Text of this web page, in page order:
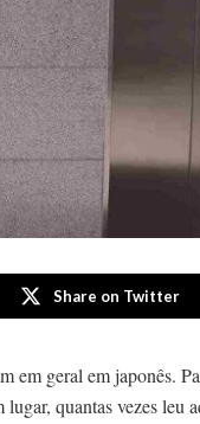
Share on Twitter
em geral em japonês.
quantas vezes leu